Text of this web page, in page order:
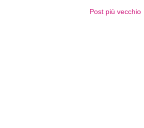
Post più vecchio